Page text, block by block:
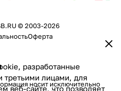
разработанные
третьими лицами, для
веб-сайте, что позволяет
© 2003-2026
Оферта
носит исключительно